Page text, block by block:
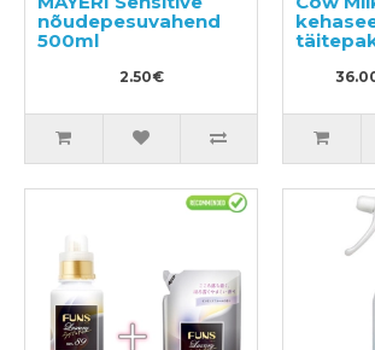
nõudepesuvahend
500ml
2.50€